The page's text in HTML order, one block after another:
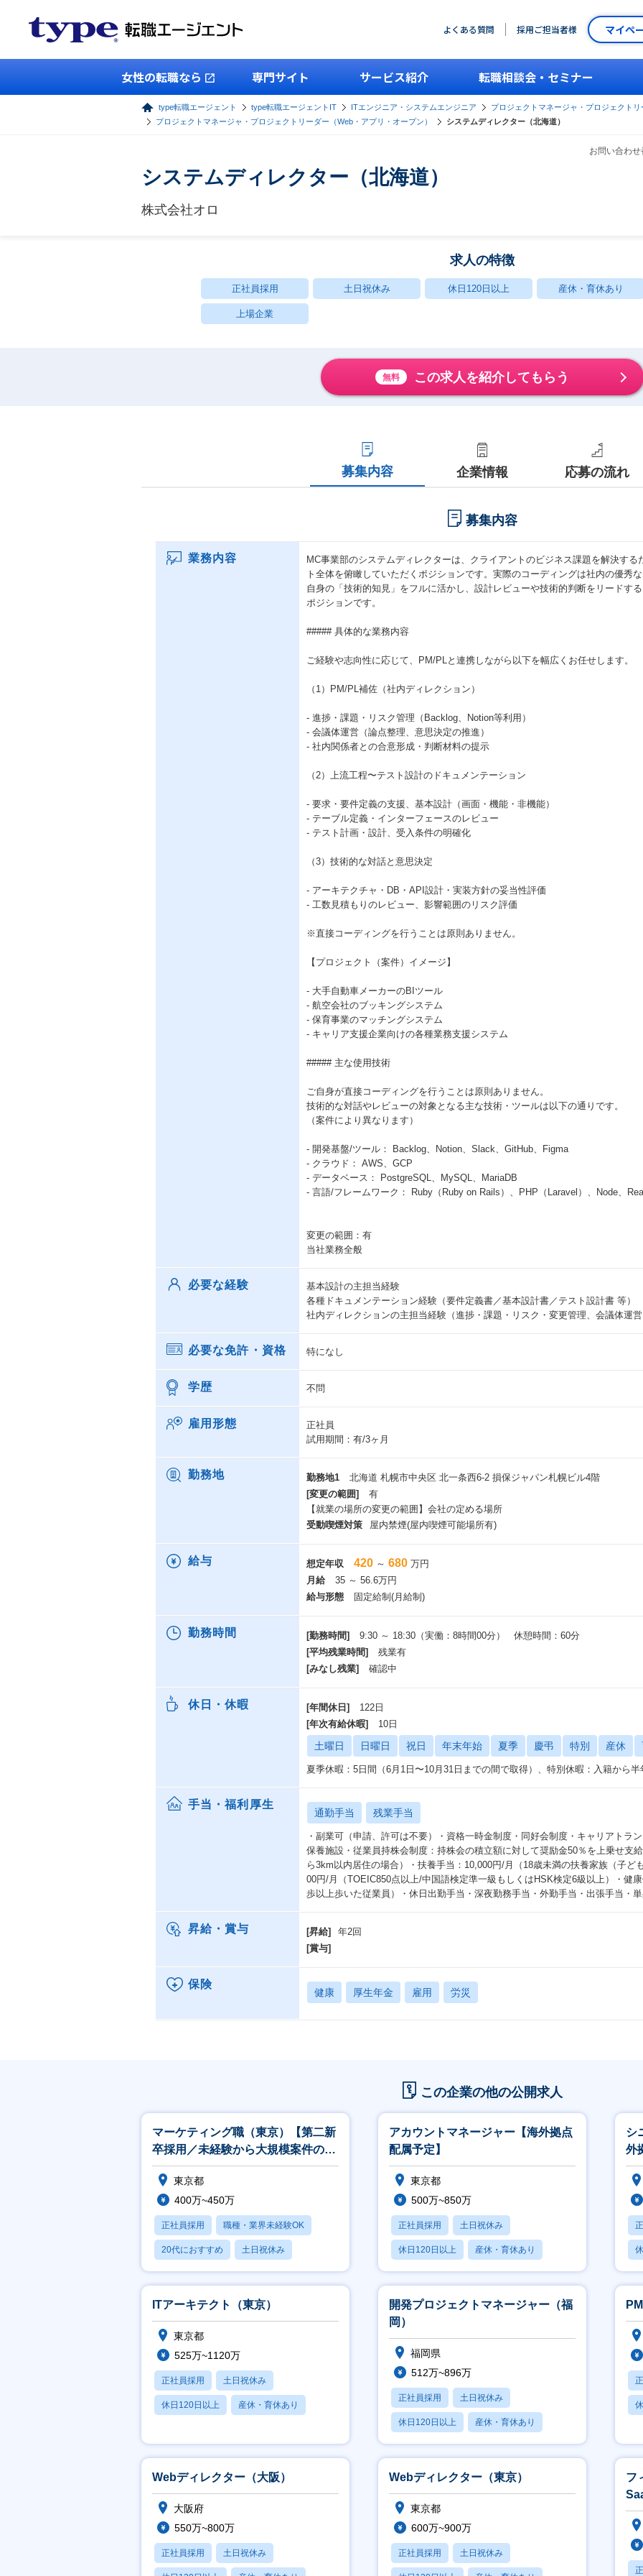
よくある質問 採用ご担当者様 マイペ
女性の転職なら 専門サイト サービス紹介 転職相談会・セミナー
type転職エージェント type転職エージェントIT ITエンジニア・システムエンジニア
プロジェクトマネージャ・プロジェクトリ
プロジェクトマネージャ・プロジェクトリーダー（Web・アプリ・オープン）
システムディレクター（北海道）
お問い合わ
システムディレクター（北海道）
株式会社オロ
求人の特徴
正社員採用 土日祝休み 休日120日以上 産休・育休あり
上場企業
無料 この求人を紹介してもらう
募集内容 企業情報 応募の流れ
募集内容
業務内容
MC事業部のシステムディレクターは、クライアントのビジネス課題を解決す
ト全体を俯瞰していただくポジションです。実際のコーディングは社内の優秀
自身の「技術的知見」をフルに活かし、設計レビューや技術的判断をリードす
ポジションです。
##### 具体的な業務内容
ご経験や志向性に応じて、PM/PLと連携しながら以下を幅広くお任せします。
（1）PM/PL補佐（社内ディレクション）
- 進捗・課題・リスク管理（Backlog、Notion等利用）
- 会議体運営（論点整理、意思決定の推進）
- 社内関係者との合意形成・判断材料の提示
（2）上流工程〜テスト設計のドキュメンテーション
- 要求・要件定義の支援、基本設計（画面・機能・非機能）
- テーブル定義・インターフェースのレビュー
- テスト計画・設計、受入条件の明確化
（3）技術的な対話と意思決定
- アーキテクチャ・DB・API設計・実装方針の妥当性評価
- 工数見積もりのレビュー、影響範囲のリスク評価
※直接コーディングを行うことは原則ありません。
【プロジェクト（案件）イメージ】
- 大手自動車メーカーのBIツール
- 航空会社のブッキングシステム
- 保育事業のマッチングシステム
- キャリア支援企業向けの各種業務支援システム
##### 主な使用技術
ご自身が直接コーディングを行うことは原則ありません。
技術的な対話やレビューの対象となる主な技術・ツールは以下の通りです。
（案件により異なります）
- 開発基盤/ツール： Backlog、Notion、Slack、GitHub、Figma
- クラウド： AWS、GCP
- データベース： PostgreSQL、MySQL、MariaDB
- 言語/フレームワーク： Ruby（Ruby on Rails）、PHP（Laravel）、Node、
変更の範囲：有
当社業務全般
必要な経験
基本設計の主担当経験
各種ドキュメンテーション経験（要件定義書／基本設計書／テスト設計書 等）
社内ディレクションの主担当経験（進捗・課題・リスク・変更管理、会議体運
必要な免許・資格 特になし
学歴 不問
雇用形態
正社員
試用期間：有/3ヶ月
勤務地 勤務地1
北海道 札幌市中央区 北一条西6-2 損保ジャパン札幌ビル4階
[変更の範囲]
有
【就業の場所の変更の範囲】会社の定める場所
受動喫煙対策
屋内禁煙(屋内喫煙可能場所有)
給与 想定年収 420 ～ 680 万円
月給
35 ～ 56.6万円
給与形態
固定給制(月給制)
勤務時間 [勤務時間]
9:30 ～ 18:30（実働：8時間00分） 休憩時間：60分
[平均残業時間]
残業有
[みなし残業]
確認中
休日・休暇 [年間休日]
122日
[年次有給休暇]
10日
土曜日 日曜日 祝日 年末年始 夏季 慶弔 特別 産休
夏季休暇：5日間（6月1日〜10月31日までの間で取得）、特別休暇：入籍から
手当・福利厚生
通勤手当 残業手当
・副業可（申請、許可は不要）・資格一時金制度・同好会制度・キャリアトラ
保養施設・従業員持株会制度：持株会の積立額に対して奨励金50％を上乗せ支
ら3km以内居住の場合）・扶養手当：10,000円/月（18歳未満の扶養家族（子ど
00円/月（TOEIC850点以上/中国語検定準一級もしくはHSK検定6級以上）・健
歩以上歩いた従業員）・休日出勤手当・深夜勤務手当・外勤手当・出張手当・
昇給・賞与 [昇給]
年2回
[賞与]
保険
健康 厚生年金 雇用 労災
この企業の他の公開求人
マーケティング職（東京）【第二新
卒採用／未経験から大規模案件のマ
ーケティングが経験できる／研修充
実】東京都
400万~450万
正社員採用 職種・業界未経験OK
20代におすすめ 土日祝休み
休日120日以上
アカウントマネージャー【海外拠点
配属予定】
東京都
500万~850万
正社員採用 土日祝休み
休日120日以上 産休・育休あり
月残業20時間以内
シ
外
ITアーキテクト（東京）
東京都
525万~1120万
正社員採用 土日祝休み
休日120日以上 産休・育休あり
開発プロジェクトマネージャー（福
岡）
福岡県
512万~896万
正社員採用 土日祝休み
休日120日以上 産休・育休あり
学歴不問
PM
Webディレクター（大阪）
大阪府
550万~800万
正社員採用 土日祝休み
Webディレクター（東京）
東京都
600万~900万
正社員採用 土日祝休み
フ
上